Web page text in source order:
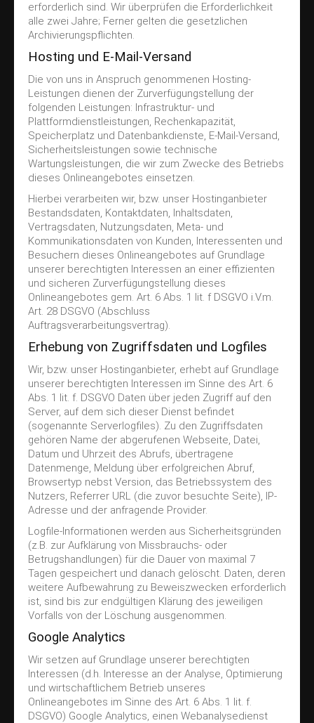
erforderlich sind. Wir überprüfen die Erforderlichkeit
alle zwei Jahre; Ferner gelten die gesetzlichen
Archivierungspflichten.
Hosting und E-Mail-Versand
Die von uns in Anspruch genommenen Hosting-
Leistungen dienen der Zurverfügungstellung der
folgenden Leistungen: Infrastruktur- und
Plattformdienstleistungen, Rechenkapazität,
Speicherplatz und Datenbankdienste, E-Mail-Versand,
Sicherheitsleistungen sowie technische
Wartungsleistungen, die wir zum Zwecke des Betriebs
dieses Onlineangebotes einsetzen.
Hierbei verarbeiten wir, bzw. unser Hostinganbieter
Bestandsdaten, Kontaktdaten, Inhaltsdaten,
Vertragsdaten, Nutzungsdaten, Meta- und
Kommunikationsdaten von Kunden, Interessenten und
Besuchern dieses Onlineangebotes auf Grundlage
unserer berechtigten Interessen an einer effizienten
und sicheren Zurverfügungstellung dieses
Onlineangebotes gem. Art. 6 Abs. 1 lit. f DSGVO i.V.m.
Art. 28 DSGVO (Abschluss
Auftragsverarbeitungsvertrag).
Erhebung von Zugriffsdaten und Logfiles
Wir, bzw. unser Hostinganbieter, erhebt auf Grundlage
unserer berechtigten Interessen im Sinne des Art. 6
Abs. 1 lit. f. DSGVO Daten über jeden Zugriff auf den
Server, auf dem sich dieser Dienst befindet
(sogenannte Serverlogfiles). Zu den Zugriffsdaten
gehören Name der abgerufenen Webseite, Datei,
Datum und Uhrzeit des Abrufs, übertragene
Datenmenge, Meldung über erfolgreichen Abruf,
Browsertyp nebst Version, das Betriebssystem des
Nutzers, Referrer URL (die zuvor besuchte Seite), IP-
Adresse und der anfragende Provider.
Logfile-Informationen werden aus Sicherheitsgründen
(z.B. zur Aufklärung von Missbrauchs- oder
Betrugshandlungen) für die Dauer von maximal 7
Tagen gespeichert und danach gelöscht. Daten, deren
weitere Aufbewahrung zu Beweiszwecken erforderlich
ist, sind bis zur endgültigen Klärung des jeweiligen
Vorfalls von der Löschung ausgenommen.
Google Analytics
Wir setzen auf Grundlage unserer berechtigten
Interessen (d.h. Interesse an der Analyse, Optimierung
und wirtschaftlichem Betrieb unseres
Onlineangebotes im Sinne des Art. 6 Abs. 1 lit. f.
DSGVO) Google Analytics, einen Webanalysedienst